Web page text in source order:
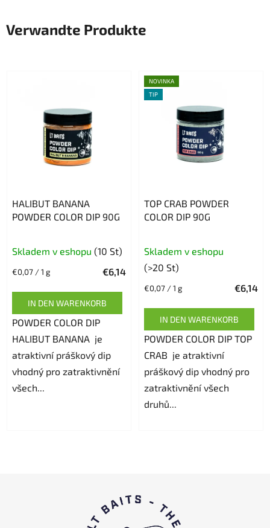
Verwandte Produkte
HALIBUT BANANA
POWDER COLOR DIP 90G
Skladem v eshopu (10 St)
€6,14
Verkaufspreis:
€0,07 / 1 g
IN DEN WARENKORB
POWDER COLOR DIP
HALIBUT BANANA je
atraktivní práškový dip
vhodný pro zatraktivnění
všech...
NOVINKA
TIP
TOP CRAB POWDER
COLOR DIP 90G
Skladem v eshopu
(>20 St)
€6,14
Verkaufspreis:
€0,07 / 1 g
IN DEN WARENKORB
POWDER COLOR DIP TOP
CRAB je atraktivní
práškový dip vhodný pro
zatraktivnění všech
druhů...